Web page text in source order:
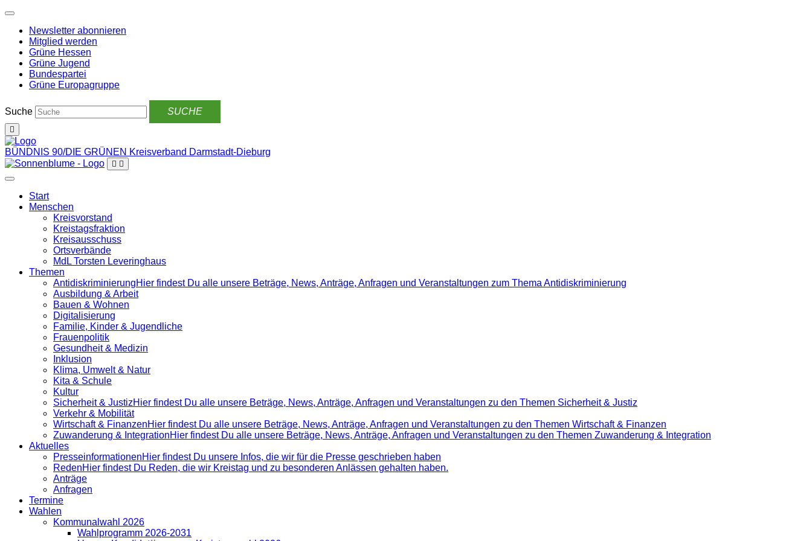
Weiter
Inhalt
Newsletter abonnieren
Mitglied werden
Grüne Hessen
Grüne Jugend
Bundespartei
Grüne Europagruppe
Suche
BÜNDNIS 90/DIE GRÜNEN Kreisverband Darmstadt-Dieburg
Start
Menschen
Kreisvorstand
Kreistagsfraktion
Kreisausschuss
Ortsverbände
MdL Torsten Leveringhaus
Themen
Antidiskrimi­nierungHier findest Du alle unsere Beträge, News, Anträge, Anfragen und Veranstaltungen zum Thema Antidiskriminierung
Ausbildung & Arbeit
Bauen & Wohnen
Digitalisierung
Familie, Kinder & Jugendliche
Frauenpolitik
Gesundheit & Medizin
Inklusion
Klima, Umwelt & Natur
Kita & Schule
Kultur
Sicherheit & JustizHier findest Du alle unsere Beträge, News, Anträge, Anfragen und Veranstaltungen zu den Themen Sicherheit & Justiz
Verkehr & Mobilität
Wirtschaft & FinanzenHier findest Du alle unsere Beträge, News, Anträge, Anfragen und Veranstaltungen zu den Themen Wirtschaft & Finanzen
Zuwanderung & IntegrationHier findest Du alle unsere Beträge, News, Anträge, Anfragen und Veranstaltungen zu den Themen Zuwanderung & Integration
Aktuelles
Presse­informationenHier findest Du unsere Infos, die wir für die Presse geschrieben haben
RedenHier findest Du Reden, die wir Kreistag und zu besonderen Anlässen gehalten haben.
Anträge
Anfragen
Termine
Wahlen
Kommunalwahl 2026
Wahlprogramm 2026-2031